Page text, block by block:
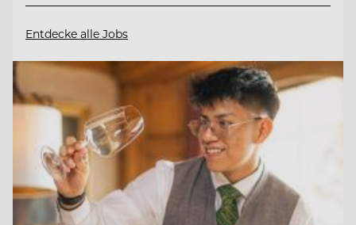
Entdecke alle Jobs